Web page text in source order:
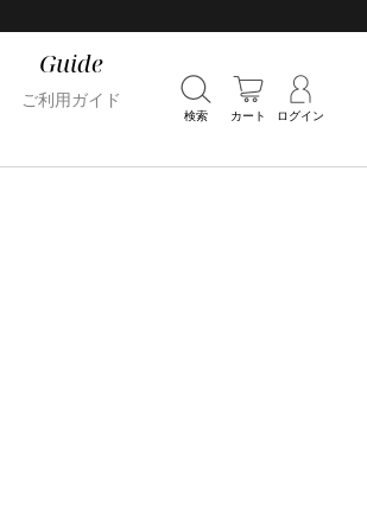
Guide
ご利用ガイド
検索 カート ログイン